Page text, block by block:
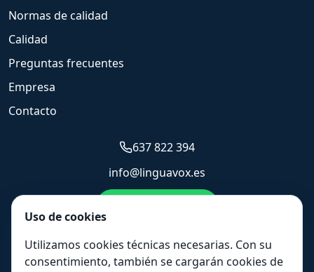
Normas de calidad
Calidad
Preguntas frecuentes
Empresa
Contacto
637 822 394
info@linguavox.es
Solicitar presupuesto
Uso de cookies
Utilizamos cookies técnicas necesarias. Con su
consentimiento, también se cargarán cookies de